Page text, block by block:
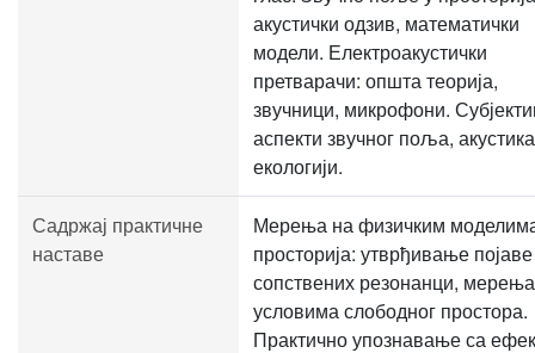
акустички одзив, математички
модели. Електроакустички
претварачи: општа теорија,
звучници, микрофони.
аспекти звучног поља,
екологији.
Садржај практичне
наставе
Мерења на физичким
просторија: утврђивање појаве
сопствених резонанци,
условима слободног простора.
Практично упознавање са